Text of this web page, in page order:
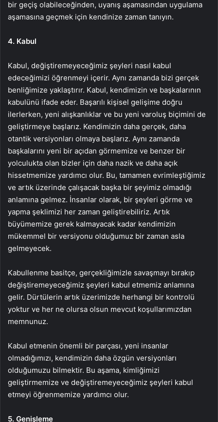
bir geçiş olabileceğinden, uyanış aşamasından uygulama
aşamasına geçmek için kendinize zaman tanıyın.
4. Kabul
Kabul, değiştiremeyeceğimiz şeyleri nasıl kabul
edeceğimizi öğrenmeyi içerir. Aynı zamanda bizi gerçek
benliğimize yaklaştırır. Kabul, kendimizin ve başkalarının
kabulünü ifade eder. Başarılı kişisel gelişime doğru
ilerlerken, yeni alışkanlıklar ve bu yeni varoluş biçimini de
geliştirmeye başlarız. Kendimizin daha gerçek, daha
otantik versiyonları olmaya başlarız. Aynı zamanda
başkalarını yeni bir açıdan görmemize ve benzer bir
yolculukta olan bizler için daha nazik ve daha açık
hissetmemize yardımcı olur. Bu, tamamen evrimleştiğimiz
ve artık üzerinde çalışacak başka bir şeyimiz olmadığı
anlamına gelmez. İnsanlar olarak, bir şeyleri görme ve
yapma şeklimizi her zaman geliştirebiliriz. Artık
büyümemize gerek kalmayacak kadar kendimizin
mükemmel bir versiyonu olduğumuz bir zaman asla
gelmeyecek.
Kabullenme basitçe, gerçekliğimizle savaşmayı bırakıp
değiştiremeyeceğimiz şeyleri kabul etmemiz anlamına
gelir. Dürtülerin artık üzerimizde herhangi bir kontrolü
yoktur ve her ne olursa olsun mevcut koşullarımızdan
memnunuz.
Kabul etmenin önemli bir parçası, yeni insanlar
olmadığımızı, kendimizin daha özgün versiyonları
olduğumuzu bilmektir. Bu aşama, kimliğimizi
geliştirmemize ve değiştiremeyeceğimiz şeyleri kabul
etmeyi öğrenmemize yardımcı olur.
5. Genişleme